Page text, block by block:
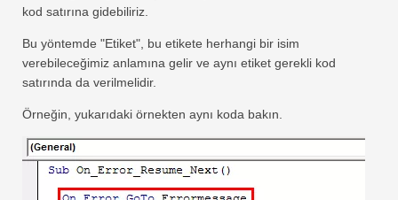
kod satırına gidebiliriz.
Bu yöntemde "Etiket", bu etikete herhangi bir isim
verebileceğimiz anlamına gelir ve aynı etiket gerekli kod
satırında da verilmelidir.
Örneğin, yukarıdaki örnekten aynı koda bakın.